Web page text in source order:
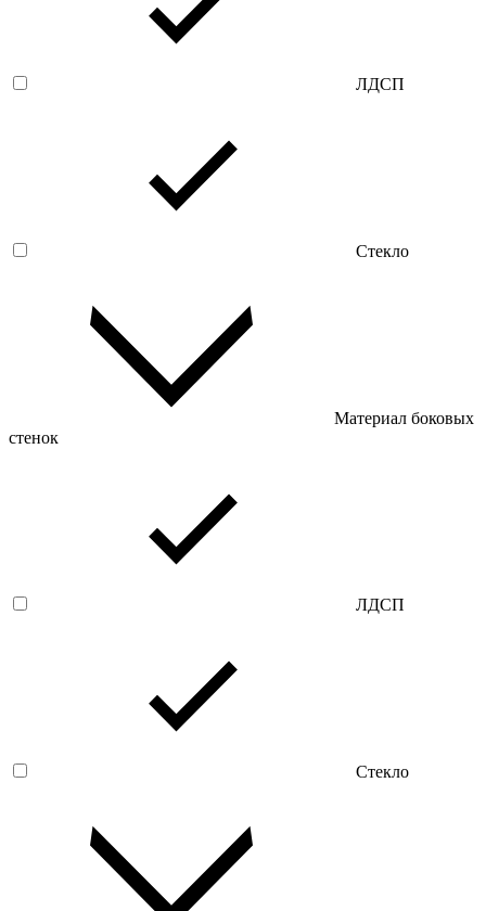
ЛДСП
Стекло
Материал боковых
стенок
ЛДСП
Стекло